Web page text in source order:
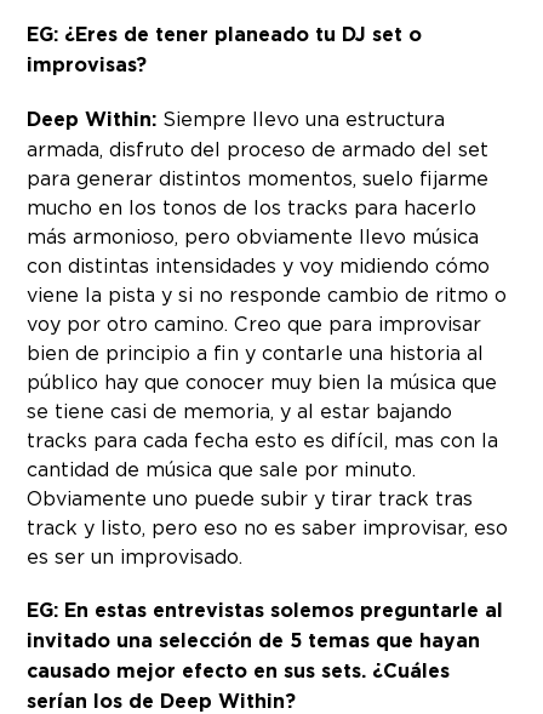
EG: ¿Eres de tener planeado tu DJ set o
improvisas?
Deep Within: Siempre llevo una estructura
armada, disfruto del proceso de armado del set
para generar distintos momentos, suelo fijarme
mucho en los tonos de los tracks para hacerlo
más armonioso, pero obviamente llevo música
con distintas intensidades y voy midiendo cómo
viene la pista y si no responde cambio de ritmo o
voy por otro camino. Creo que para improvisar
bien de principio a fin y contarle una historia al
público hay que conocer muy bien la música que
se tiene casi de memoria, y al estar bajando
tracks para cada fecha esto es difícil, mas con la
cantidad de música que sale por minuto.
Obviamente uno puede subir y tirar track tras
track y listo, pero eso no es saber improvisar, eso
es ser un improvisado.
EG: En estas entrevistas solemos preguntarle al
invitado una selección de 5 temas que hayan
causado mejor efecto en sus sets. ¿Cuáles
serían los de Deep Within?